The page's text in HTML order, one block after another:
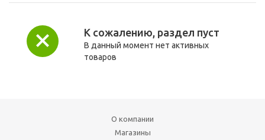
К сожалению, раздел пуст
В данный момент нет активных
товаров
О компании
Магазины